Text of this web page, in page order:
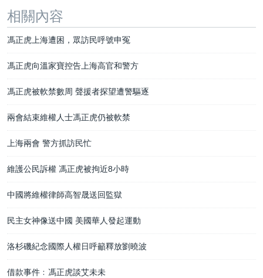
相關內容
馮正虎上海遭困，眾訪民呼號申冤
馮正虎向溫家寶控告上海高官和警方
馮正虎被軟禁數周 聲援者探望遭警驅逐
兩會結束維權人士馮正虎仍被軟禁
上海兩會 警方抓訪民忙
維護公民訴權 馮正虎被拘近8小時
中國將維權律師高智晟送回監獄
民主女神像送中國 美國華人發起運動
洛杉磯紀念國際人權日呼籲釋放劉曉波
借款事件﹕馮正虎談艾未未